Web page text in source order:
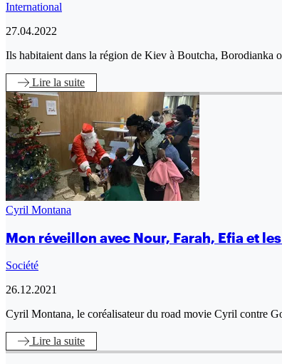
International
27.04.2022
Ils habitaient dans la région de Kiev à Boutcha, Borodianka
Lire la suite
Cyril Montana
Mon réveillon avec Nour, Farah, Efia et
Société
26.12.2021
Cyril Montana, le coréalisateur du road movie Cyril contre
Lire la suite